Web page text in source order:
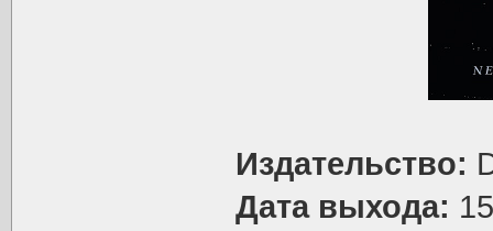
Издательство:
Дата выхода: